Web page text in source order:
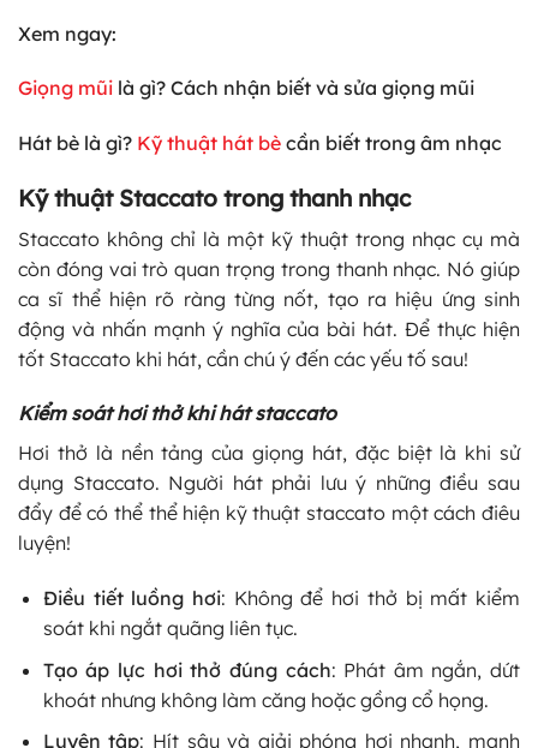
Xem ngay:
Giọng mũi là gì? Cách nhận biết và sửa giọng mũi
Hát bè là gì? Kỹ thuật hát bè cần biết trong âm nhạc
Kỹ thuật Staccato trong thanh nhạc
Staccato không chỉ là một kỹ thuật trong nhạc cụ mà
còn đóng vai trò quan trọng trong thanh nhạc. Nó giúp
ca sĩ thể hiện rõ ràng từng nốt, tạo ra hiệu ứng sinh
động và nhấn mạnh ý nghĩa của bài hát. Để thực hiện
tốt Staccato khi hát, cần chú ý đến các yếu tố sau!
Kiểm soát hơi thở khi hát staccato
Hơi thở là nền tảng của giọng hát, đặc biệt là khi sử
dụng Staccato. Người hát phải lưu ý những điều sau
đẩy để có thể thể hiện kỹ thuật staccato một cách điêu
luyện!
Điều tiết luồng hơi: Không để hơi thở bị mất kiểm
soát khi ngắt quãng liên tục.
Tạo áp lực hơi thở đúng cách: Phát âm ngắn, dứt
khoát nhưng không làm căng hoặc gồng cổ họng.
Luyện tập: Hít sâu và giải phóng hơi nhanh, mạnh